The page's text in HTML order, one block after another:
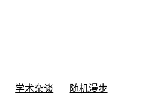
学术杂谈 随机漫步